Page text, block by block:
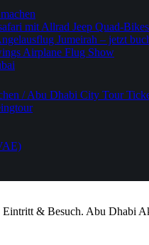
mit Allrad Jeep Quad-
Jumeirah – jetzt
Airplane Flug Show
/ Abu Dhabi City Tour
& Besuch. Abu Dhabi